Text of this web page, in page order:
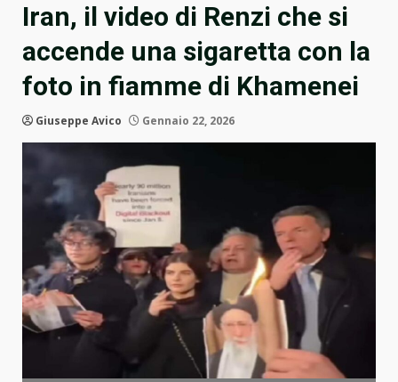
Iran, il video di Renzi che si
accende una sigaretta con la
foto in fiamme di Khamenei
Giuseppe Avico Gennaio 22, 2026